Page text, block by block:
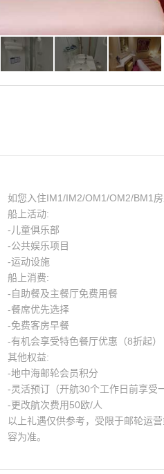
如您入住IM1/IM2/OM1/OM2/BM1
船上活动:
-儿童俱乐部
-公共娱乐项目
-运动设施
船上消费:
-自助餐及主餐厅免费用餐
-餐席优先选择
-免费客房早餐
-有机会享受特色餐厅优惠（8折起）
其他权益:
-地中海邮轮会员积分
-灵活预订（开航30个工作日前享受
-更改航次费用50欧/人
以上礼遇仅供参考，受限于邮轮运
容为准。